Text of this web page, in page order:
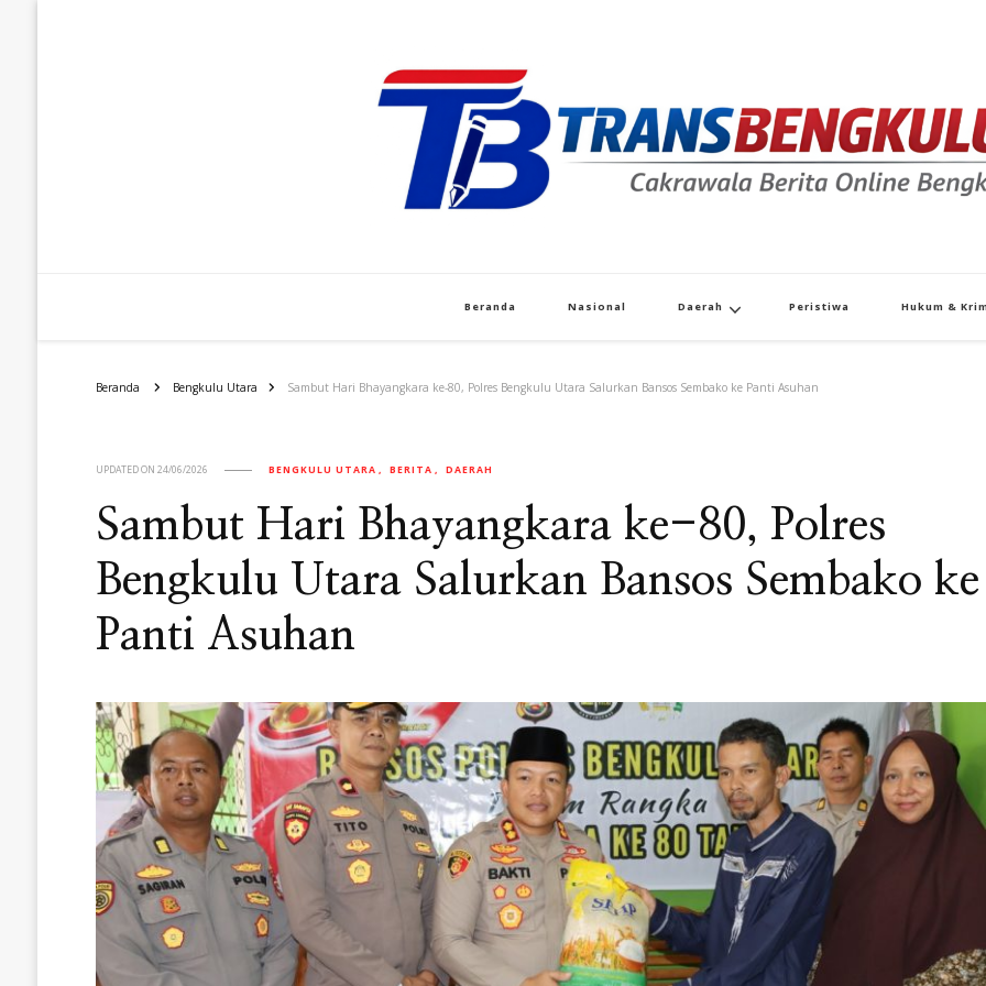
Beranda Nasional Daerah Peristiwa Hukum &
Beranda Bengkulu Utara Sambut Hari Bhayangkara ke-80, Polres Bengkulu Utara Salurkan Bansos Sembako ke Panti Asuhan
UPDATED ON 24/06/2026 BENGKULU UTARA BERITA DAERAH
Sambut Hari Bhayangkara ke-80, Polres
Bengkulu Utara Salurkan Bansos Sembako ke
Panti Asuhan